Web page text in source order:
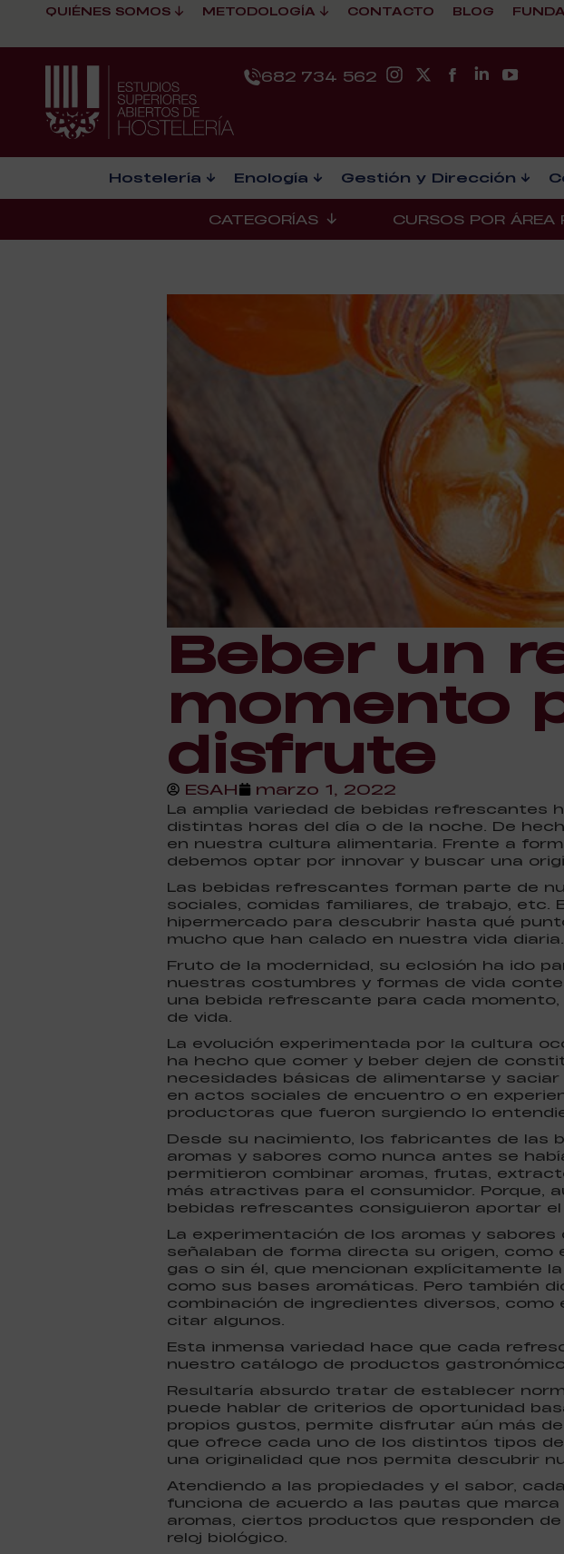
QUIÉNES SOMOS METODOLOGÍA CONTACTO BLOG
682 734 562
Hostelería Enología Gestión y Dirección
CATEGORÍAS CURSOS POR ÁREA
Beber un
momento
disfrute
ESAH marzo 1, 2022
La amplia variedad de bebidas refrescantes
distintas horas del día o de la noche. De
en nuestra cultura alimentaria. Frente a
debemos optar por innovar y buscar una
Las bebidas refrescantes forman parte de
sociales, comidas familiares, de trabajo,
hipermercado para descubrir hasta qué
mucho que han calado en nuestra vida diaria.
Fruto de la modernidad, su eclosión ha ido
nuestras costumbres y formas de vida
una bebida refrescante para cada
de vida.
La evolución experimentada por la cultura
ha hecho que comer y beber dejen de
necesidades básicas de alimentarse y
en actos sociales de encuentro o en
productoras que fueron surgiendo lo
Desde su nacimiento, los fabricantes de las
aromas y sabores como nunca antes se
permitieron combinar aromas, frutas,
más atractivas para el consumidor. Porque,
bebidas refrescantes consiguieron aportar el
La experimentación de los aromas y
señalaban de forma directa su origen,
gas o sin él, que mencionan explícitamente
como sus bases aromáticas. Pero también
combinación de ingredientes diversos,
citar algunos.
Esta inmensa variedad hace que cada
nuestro catálogo de productos
Resultaría absurdo tratar de establecer
puede hablar de criterios de oportunidad
propios gustos, permite disfrutar aún más
que ofrece cada uno de los distintos tipos
una originalidad que nos permita descubrir
Atendiendo a las propiedades y el sabor,
funciona de acuerdo a las pautas que
aromas, ciertos productos que responden
reloj biológico.